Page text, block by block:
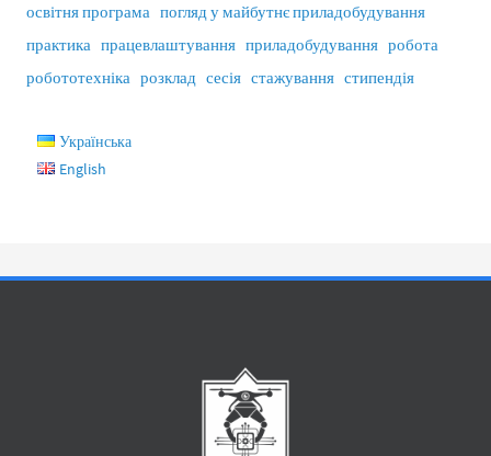
освітня програма погляд у майбутнє приладобудування
практика працевлаштування приладобудування робота
робототехніка розклад сесія стажування стипендія
Українська
English